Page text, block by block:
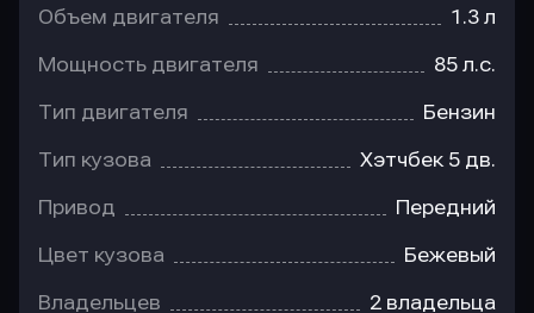
Объем двигателя 1.3 л
Мощность двигателя 85 л.с.
Тип двигателя Бензин
Тип кузова Хэтчбек 5 дв.
Привод Передний
Цвет кузова Бежевый
Владельцев 2 владельца